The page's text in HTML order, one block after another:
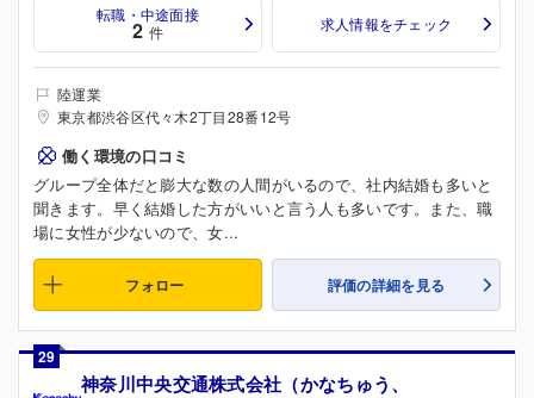
転職・中途面接
2 件 求人情報をチェック
陸運業
東京都渋谷区代々木2丁目28番12号
働く環境の口コミ
グループ全体だと膨大な数の人間がいるので、社内結婚も多いと
聞きます。早く結婚した方がいいと言う人も多いです。また、職
場に女性が少ないので、女...
フォロー 評価の詳細を見る
29
神奈川中央交通株式会社（かなちゅう、